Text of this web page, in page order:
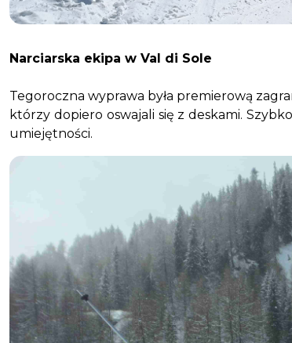
Narciarska ekipa w Val di Sole
Tegoroczna wyprawa była premierową
którzy dopiero oswajali się z deskami.
umiejętności.